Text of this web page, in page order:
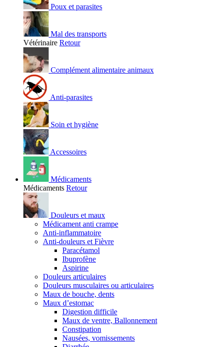
Poux et parasites
Mal des transports
Vétérinaire Retour
Complément alimentaire animaux
Anti-parasites
Soin et hygiène
Accessoires
Médicaments
Médicaments Retour
Douleurs et maux
Médicament anti crampe
Anti-inflammatoire
Anti-douleurs et Fièvre
Paracétamol
Ibuprofène
Aspirine
Douleurs articulaires
Douleurs musculaires ou articulaires
Maux de bouche, dents
Maux d’estomac
Digestion difficile
Maux de ventre, Ballonnement
Constipation
Nausées, vomissements